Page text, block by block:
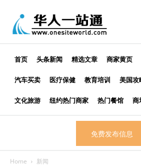
首页 头条新闻 精选文章 商家黄页
汽车买卖 医疗保健 教育培训 美国攻
文化旅游 纽约热门商家 热门餐馆 商
免费发布信息
Home 新闻